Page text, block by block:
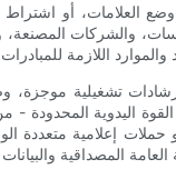
وضع العلامات، أو
والشركات المصنعة،
تشغيلية موجزة،
اليدوية المحدودة -
إعلامية متعددة